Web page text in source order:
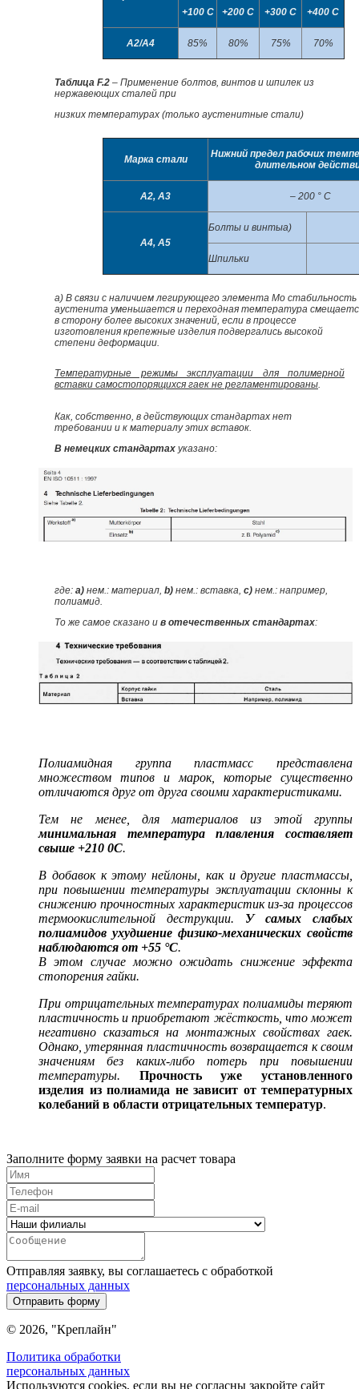
+100 С
+200 С +300 С +400 С
А2/А4 85% 80% 75% 70%
Таблица F.2 – Применение болтов, винтов и шпилек из
нержавеющих сталей при
низких температурах (только аустенитные стали)
Марка стали
Нижний предел рабочих
длительном
А2, А3 – 200 ° С
А4, А5
Болты и винтыа)
Шпильки
а) В связи с наличием легирующего элемента Мо стабильность
аустенита уменьшается и переходная температура
в сторону более высоких значений, если в процессе
изготовления крепежные изделия подвергались высокой
степени деформации.
Температурные режимы эксплуатации для полимерной
вставки самостопорящихся гаек не регламентированы.
Как, собственно, в действующих стандартах нет
требовании и к материалу этих вставок.
В немецких стандартах указано:
где: a) нем.: материал, b) нем.: вставка, с) нем.: например,
полиамид.
То же самое сказано и в отечественных стандартах:
Полиамидная группа пластмасс представлена
множеством типов и марок, которые существенно
отличаются друг от друга своими характеристиками.
Тем не менее, для материалов из этой группы
минимальная температура плавления составляет
свыше +210 0С.
В добавок к этому нейлоны , как и другие пластмассы,
при повышении температуры эксплуатации склонны к
снижению прочностных характеристик из-за процессов
термоокислительной деструкции. У самых слабых
полиамидов ухудшение физико-механических свойств
наблюдаются от +55 °С.
В этом случае можно ожидать снижение эффекта
стопорения гайки.
При отрицательных температурах полиамиды теряют
пластичность и приобретают жёсткость, что может
негативно сказаться на монтажных свойствах гаек.
Однако, утерянная пластичность возвращается к своим
значениям без каких-либо потерь при повышении
температуры.
Прочность уже установленного
изделия из полиамида не зависит от температурных
колебаний в области отрицательных температур.
Заполните форму заявки на расчет товара
Отправляя заявку, вы соглашаетесь с обработкой
персональных данных
Отправить форму
© 2026, "Креплайн"
Политика обработки
персональных данных
Используются cookies, если вы не согласны закройте сайт